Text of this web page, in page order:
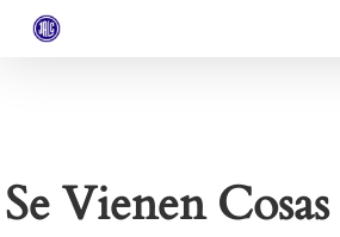
Skip
Se Vienen